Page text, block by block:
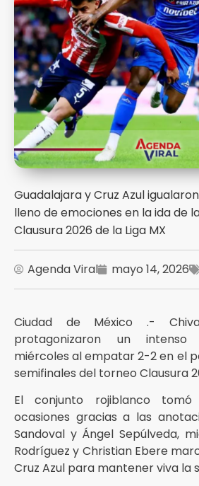
Guadalajara y Cruz Azul
lleno de emociones en la ida de
Clausura 2026 de la Liga MX
Agenda Viral mayo 14, 2026
Ciudad de México .-
protagonizaron un
miércoles al empatar 2-2 en el
semifinales del torneo Clausura
El conjunto rojiblanco
ocasiones gracias a las
Sandoval y Ángel Sepúlveda,
Rodríguez y Christian Ebere
Cruz Azul para mantener viva la